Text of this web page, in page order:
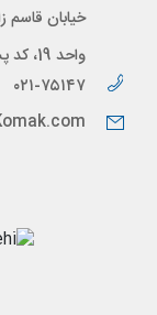
واحد 19، کد پستی: 1646668634
۰۲۱-۷۵۱۴۷